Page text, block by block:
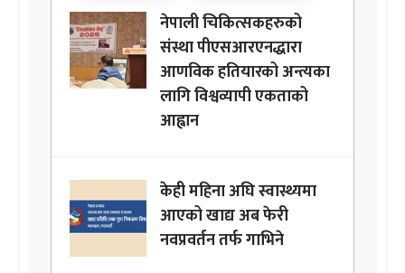
नेपाली चिकित्सकहरुको
संस्था पीएसआरएनद्धारा
आणविक हतियारको अन्त्यका
लागि विश्वव्यापी एकताको
आह्वान
केही महिना अघि स्वास्थ्यमा
आएको खाद्य अब फेरी
नवप्रवर्तन तर्फ गाभिने